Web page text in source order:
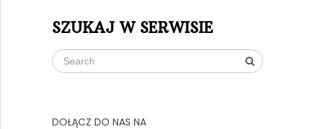
SZUKAJ W SERWISIE
DOŁĄCZ DO NAS NA